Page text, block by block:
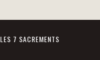
LES 7 SACREMENTS